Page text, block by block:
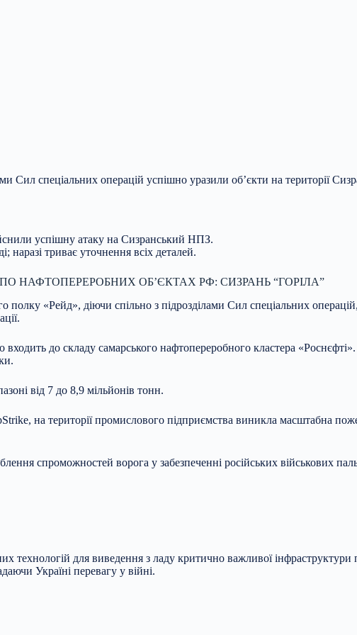
Сил спеціальних операцій успішно уразили об’єкти на території
успішну атаку на Сизранський НПЗ.
наразі триває уточнення всіх деталей.
НАФТОПЕРЕРОБНИХ ОБ’ЄКТАХ РФ: СИЗРАНЬ “ГОРІЛА”
полку «Рейд», діючи спільно з підрозділами Сил спеціальних
до складу самарського нафтопереробного кластера «Роснєфті».
від 7 до 8,9 мільйонів тонн.
на території промислового підприємства виникла масштабна
спроможностей ворога у забезпеченні російських військових
технологій для виведення з ладу критично важливої
Україні перевагу у війні.